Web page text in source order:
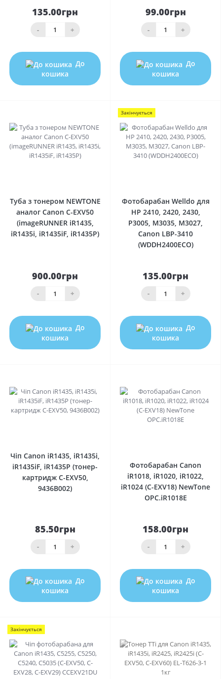
135.00грн
- +
До
кошика
99.00грн
- +
До
кошика
Туба з тонером NEWTONE
аналог Canon C-EXV50
(imageRUNNER iR1435,
iR1435i, iR1435iF, iR1435P)
900.00грн
- +
До
кошика
Закінчується
Фотобарабан Welldo для
HP 2410, 2420, 2430,
P3005, M3035, M3027,
Canon LBP-3410
(WDDH2400ECO)
135.00грн
- +
До
кошика
Чіп Canon iR1435, iR1435i,
iR1435iF, iR1435P (тонер-
картридж C-EXV50,
9436B002)
85.50грн
- +
До
кошика
Фотобарабан Canon
iR1018, iR1020, iR1022,
iR1024 (C-EXV18) NewTone
OPC.iR1018E
158.00грн
- +
До
кошика
Закінчується